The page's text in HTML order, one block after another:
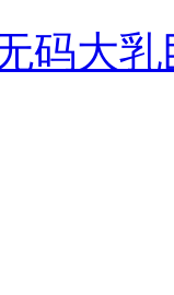
码大乳